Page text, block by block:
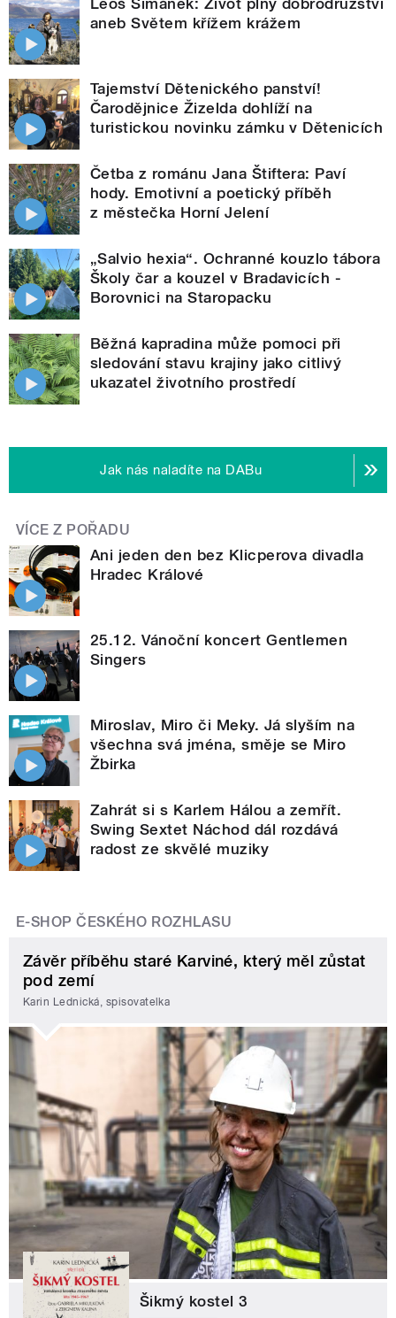
Leoš Šimánek: Život plný dobrodružství
aneb Světem křížem krážem
Tajemství Dětenického panství!
Čarodějnice Žizelda dohlíží na
turistickou novinku zámku v Dětenicích
Četba z románu Jana Štiftera: Paví
hody. Emotivní a poetický příběh
z městečka Horní Jelení
„Salvio hexia“. Ochranné kouzlo tábora
Školy čar a kouzel v Bradavicích -
Borovnici na Staropacku
Běžná kapradina může pomoci při
sledování stavu krajiny jako citlivý
ukazatel životního prostředí
Jak nás naladíte na DABu
VÍCE Z POŘADU
Ani jeden den bez Klicperova divadla
Hradec Králové
25.12. Vánoční koncert Gentlemen
Singers
Miroslav, Miro či Meky. Já slyším na
všechna svá jména, směje se Miro
Žbirka
Zahrát si s Karlem Hálou a zemřít.
Swing Sextet Náchod dál rozdává
radost ze skvělé muziky
E-SHOP ČESKÉHO ROZHLASU
Závěr příběhu staré Karviné, který měl zůstat
pod zemí
Karin Lednická, spisovatelka
Šikmý kostel 3